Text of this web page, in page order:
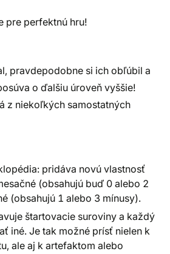
pre perfektnú hru!
pravdepodobne si ich obľúbil a
o ďalšiu úroveň vyššie!
z niekoľkých samostatných
pridáva novú vlastnosť
(obsahujú buď 0 alebo 2
(obsahujú 1 alebo 3 mínusy).
štartovacie suroviny a každý
iné. Je tak možné prísť nielen k
ale aj k artefaktom alebo